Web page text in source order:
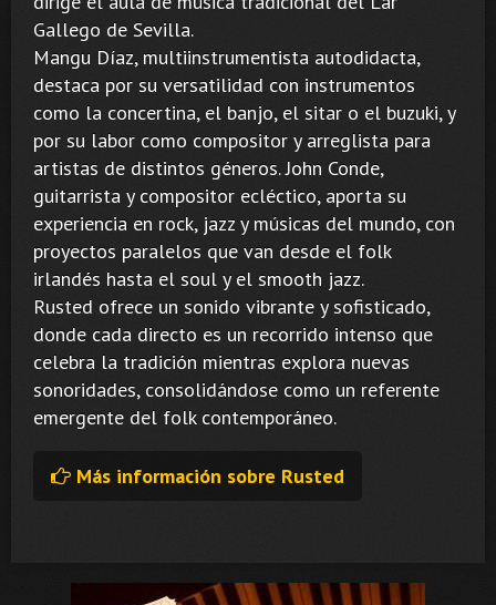
Gallego de Sevilla.
Mangu Díaz, multiinstrumentista autodidacta,
destaca por su versatilidad con instrumentos
como la concertina, el banjo, el sitar o el buzuki, y
por su labor como compositor y arreglista para
artistas de distintos géneros. John Conde,
guitarrista y compositor ecléctico, aporta su
experiencia en rock, jazz y músicas del mundo, con
proyectos paralelos que van desde el folk
irlandés hasta el soul y el smooth jazz.
Rusted ofrece un sonido vibrante y sofisticado,
donde cada directo es un recorrido intenso que
celebra la tradición mientras explora nuevas
sonoridades, consolidándose como un referente
emergente del folk contemporáneo.
Más información sobre Rusted